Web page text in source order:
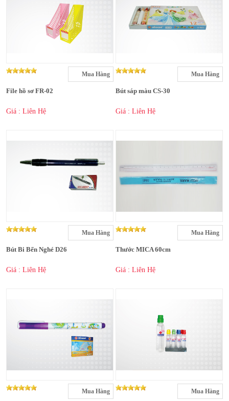
Mua Hàng
File hồ sơ FR-02
Giá : Liên Hệ
Mua Hàng
Bút sáp màu CS-30
Giá : Liên Hệ
Mua Hàng
Bút Bi Bến Nghé D26
Giá : Liên Hệ
Mua Hàng
Thước MICA 60cm
Giá : Liên Hệ
Mua Hàng Mua Hàng